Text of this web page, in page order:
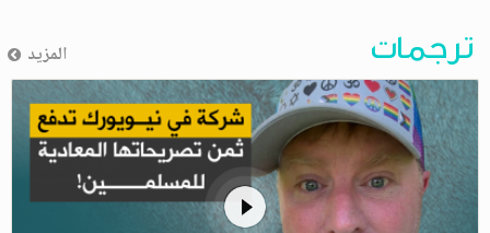
ترجمات المزيد